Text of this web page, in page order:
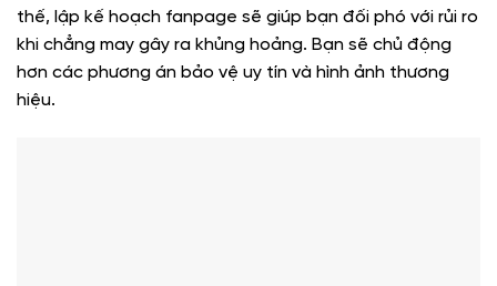
thế, lập kế hoạch fanpage sẽ giúp bạn đối phó với rủi ro
khi chẳng may gây ra khủng hoảng. Bạn sẽ chủ động
hơn các phương án bảo vệ uy tín và hình ảnh thương
hiệu.